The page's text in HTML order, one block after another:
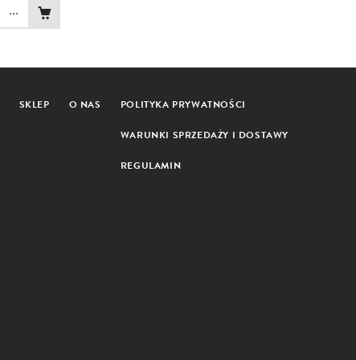
...
SKLEP O NAS POLITYKA PRYWATNOŚCI
WARUNKI SPRZEDAŻY I DOSTAWY
REGULAMIN